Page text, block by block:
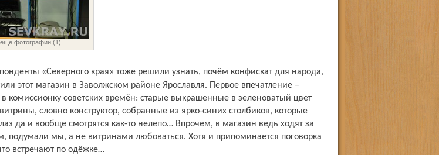
еще фотографии (1)
этот магазин в Заволжском районе Ярославля. Первое впечатление –
в комиссионку советских времён: старые выкрашенные в зеленоватый цвет
словно кон­структор, собранные из ярко-синих столбиков, которые
да и вообще смотрятся как-то нелепо… Впрочем, в магазин ведь ходят за
подумали мы, а не витринами любоваться. Хотя и припоминается поговорка
встречают по одёжке…